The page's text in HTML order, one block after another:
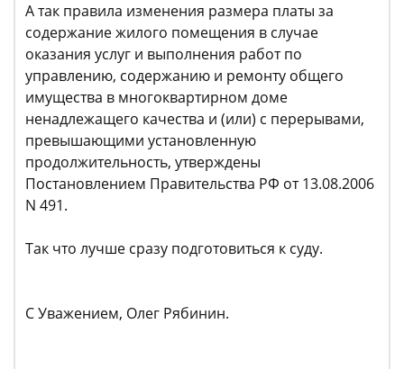
А так правила изменения размера платы за
содержание жилого помещения в случае
оказания услуг и выполнения работ по
управлению, содержанию и ремонту общего
имущества в многоквартирном доме
ненадлежащего качества и (или) с перерывами,
превышающими установленную
продолжительность, утверждены
Постановлением Правительства РФ от 13.08.2006
N 491.
Так что лучше сразу подготовиться к суду.
С Уважением, Олег Рябинин.